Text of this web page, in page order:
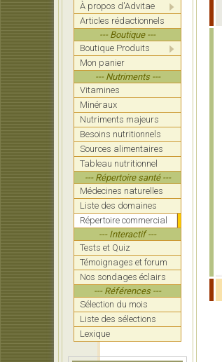
À propos d'Advitae
Articles rédactionnels
--- Boutique ---
Boutique Produits
Mon panier
--- Nutriments ---
Vitamines
Minéraux
Nutriments majeurs
Besoins nutritionnels
Sources alimentaires
Tableau nutritionnel
--- Répertoire santé ---
Médecines naturelles
Liste des domaines
Répertoire commercial
--- Interactif ---
Tests et Quiz
Témoignages et forum
Nos sondages éclairs
--- Références ---
Sélection du mois
Liste des sélections
Lexique